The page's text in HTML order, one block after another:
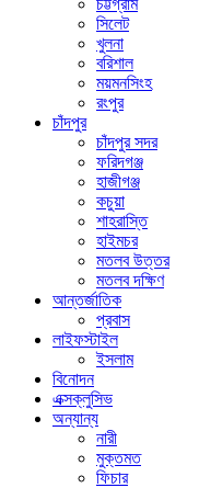
চট্টগ্রাম
সিলেট
খুলনা
বরিশাল
ময়মনসিংহ
রংপুর
চাঁদপুর
চাঁদপুর সদর
ফরিদগঞ্জ
হাজীগঞ্জ
কচুয়া
শাহরাস্তি
হাইমচর
মতলব উত্তর
মতলব দক্ষিণ
আন্তর্জাতিক
প্রবাস
লাইফস্টাইল
ইসলাম
বিনোদন
এক্সক্লুসিভ
অন্যান্য
নারী
মুক্তমত
ফিচার